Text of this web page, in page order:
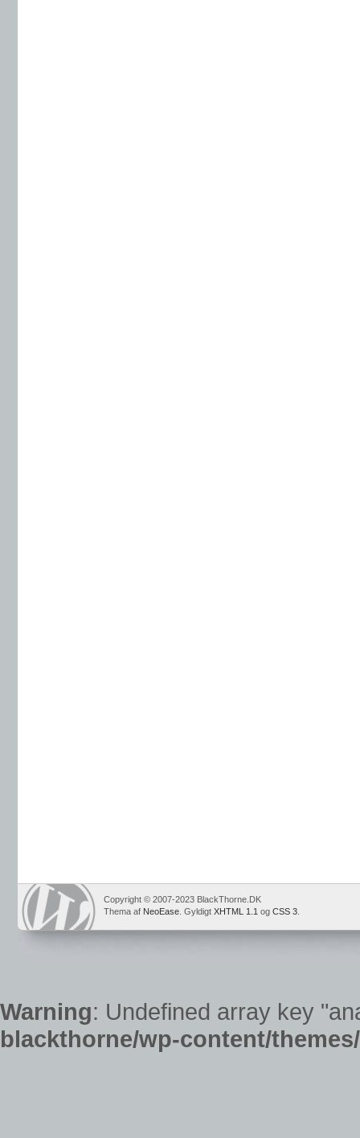
Copyright © 2007-2023 BlackThorne.DK
Thema af NeoEase . Gyldigt XHTML 1.1 og CSS 3
Warning: Undefined array key
blackthorne/wp-content/